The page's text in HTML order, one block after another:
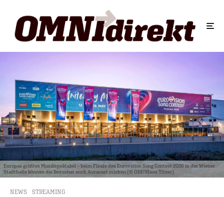
Europas größtes Musikspektakel – beim Finale des Eurovision Song Contest 2026 in der Wiener
Stadthalle können die Besucher auch Auracast erleben (© ORF/Klaus Titzer)
NEWS STREAMING